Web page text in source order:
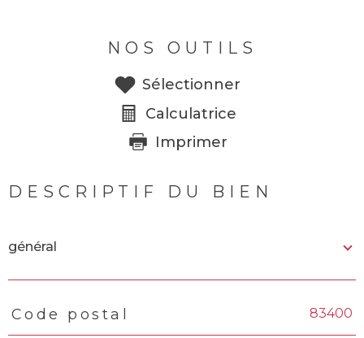
NOS OUTILS
Sélectionner
Calculatrice
Imprimer
DESCRIPTIF DU BIEN
général
TRAD_PAMPERO_Caracteristique
Code postal 83400